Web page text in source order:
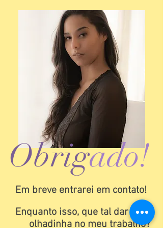
Obrigado!
Em breve entrarei em contato!
Enquanto isso, que tal dar uma
olhadinha no meu trabalho?